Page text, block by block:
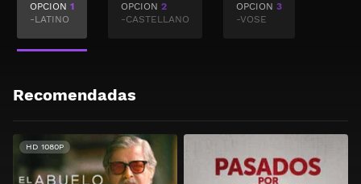
OPCION 1
-LATINO
OPCION 2
-CASTELLANO
OPCION 3
-VOSE
Recomendadas
HD 1080P